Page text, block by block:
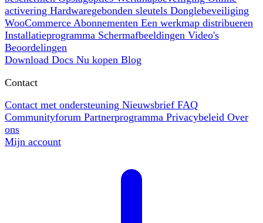
activering Hardwaregebonden sleutels Donglebeveiliging
WooCommerce Abonnementen Een werkmap distribueren
Installatieprogramma Schermafbeeldingen Video's
Beoordelingen
Download Docs Nu kopen Blog
Contact
Contact met ondersteuning Nieuwsbrief FAQ
Communityforum Partnerprogramma Privacybeleid Over
ons
Mijn account